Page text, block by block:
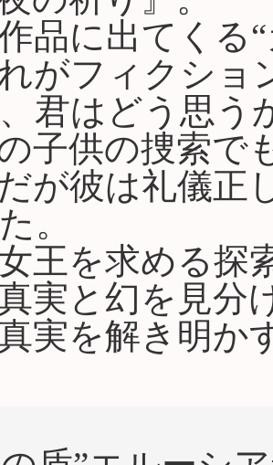
作品に出てく
フィクショ
君はどう思う
子供の捜索で
が彼は礼儀正
。
王を求める探
実と幻を見分
実を解き明か